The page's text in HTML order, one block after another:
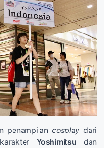
penampilan cosplay dari
Yoshimitsu dan